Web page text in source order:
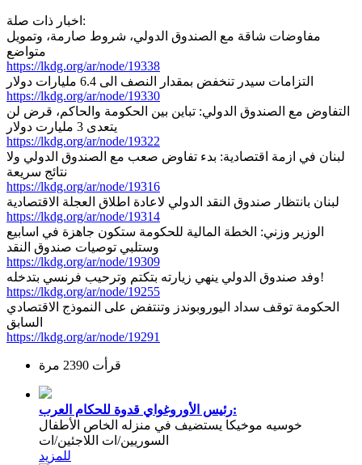
اخبار ذات صلة:
مفاوضات شاقة مع الصندوق الدولي، شروط صارمة، وتمويل
متواضع
https://lkdg.org/ar/node/19338
التزامات سيدر تنخفض بمقدار النصف الى 6.4 مليارات دولار
https://lkdg.org/ar/node/19330
التفاوض مع الصندوق الدولي: تباين بين الحكومة والحاكم، قرض لن
يتعدى 3 مليارت دولار
https://lkdg.org/ar/node/19322
لبنان في ازمة اقتصادية: بدء تفاوض صعب مع الصندوق الدولي ولا
نتائج سريعة
https://lkdg.org/ar/node/19316
لبنان بانتظار صندوق النقد الدولي لاعادة اطلاق العجلة الاقتصادية
https://lkdg.org/ar/node/19314
الوزير وزني: الخطة المالية للحكومة ستكون جاهزة في اسابيع
وستلبي توصيات صندوق النقد
https://lkdg.org/ar/node/19309
وفد صندوق الدولي ينهي زيارته بتكتم وترحيب فرنسي بتدخله!
https://lkdg.org/ar/node/19255
الحكومة توقف سداد اليوروبوندز وتنتفض على النموذج الاقتصادي
السابق
https://lkdg.org/ar/node/19291
قرأت 2390 مرة
رئيس الأوروغواي قدوة للحكام العرب:
خوسيه موخيكا يستضيف في منزله الخاص الأطفال
السوريين/ات اللاجئين/ات
للمزيد